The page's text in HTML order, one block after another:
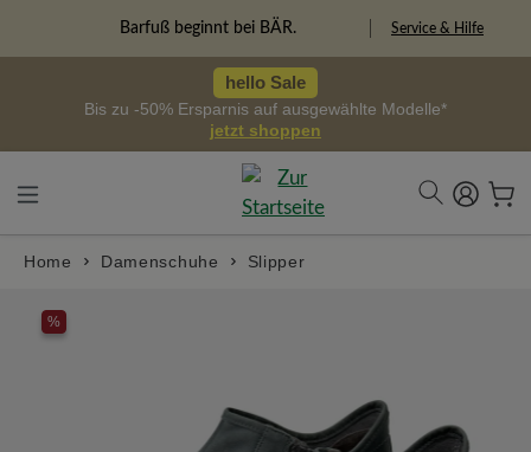
Freiheitspioniere Service & Hilfe
hello Sale
Bis zu -50% Ersparnis auf ausgewählte Modelle*
jetzt shoppen
Home Damenschuhe Slipper
%